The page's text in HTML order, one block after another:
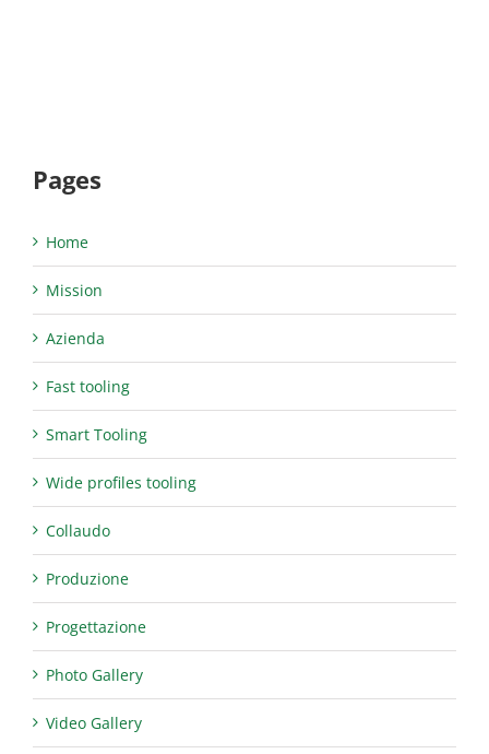
Pages
Home
Mission
Azienda
Fast tooling
Smart Tooling
Wide profiles tooling
Collaudo
Produzione
Progettazione
Photo Gallery
Video Gallery